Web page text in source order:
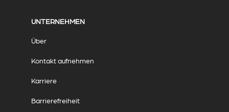
UNTERNEHMEN
Über
Kontakt aufnehmen
Karriere
Barrierefreiheit